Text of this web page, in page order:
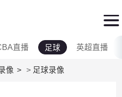
直播 足球 英超直播
像 > 足球录像